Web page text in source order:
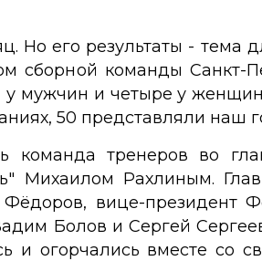
Но его результаты - тема
сборной команды
мужчин и четыре у
50 представляли наш
команда тренеров во
Михаилом Рахлиным.
вице-президент
Болов и Сергей
и огорчались вместе со